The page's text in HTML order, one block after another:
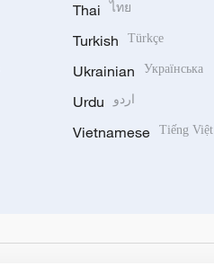
Thai ไทย
Turkish Türkçe
Ukrainian Українська
Urdu اردو
Vietnamese Tiếng Việt